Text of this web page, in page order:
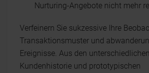
Nurturing-Angebote nicht mehr
Verfeinern Sie sukzessive Ihre
Transaktionsmuster und
Ereignisse. Aus den
Kundenhistorie und prototypischen